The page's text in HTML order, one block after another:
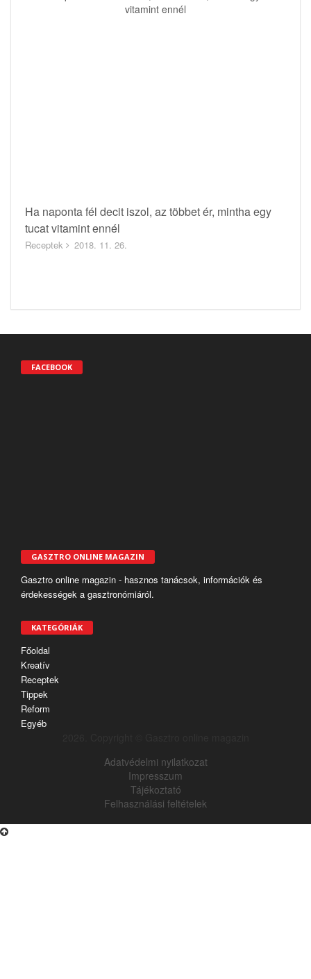
Ha naponta fél decit iszol, az többet ér, mintha egy
tucat vitamint ennél
Receptek 2018. 11. 26.
FACEBOOK
GASZTRO ONLINE MAGAZIN
Gasztro online magazin - hasznos tanácsok, információk és
érdekességek a gasztronómiáról.
KATEGÓRIÁK
Főoldal
Kreatív
Receptek
Tippek
Reform
Egyéb
Adatvédelmi nyilatkozat
Impresszum
Tájékoztató
Felhasználási feltételek